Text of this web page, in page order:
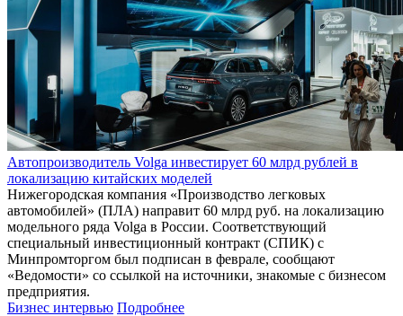
Автопроизводитель Volga инвестирует 60 млрд рублей в
локализацию китайских моделей
Нижегородская компания «Производство легковых
автомобилей» (ПЛА) направит 60 млрд руб. на локализацию
модельного ряда Volga в России. Соответствующий
специальный инвестиционный контракт (СПИК) с
Минпромторгом был подписан в феврале, сообщают
«Ведомости» со ссылкой на источники, знакомые с бизнесом
предприятия.
Бизнес интервью Подробнее